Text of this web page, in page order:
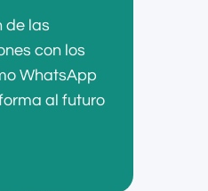
de las
con los
WhatsApp
al futuro